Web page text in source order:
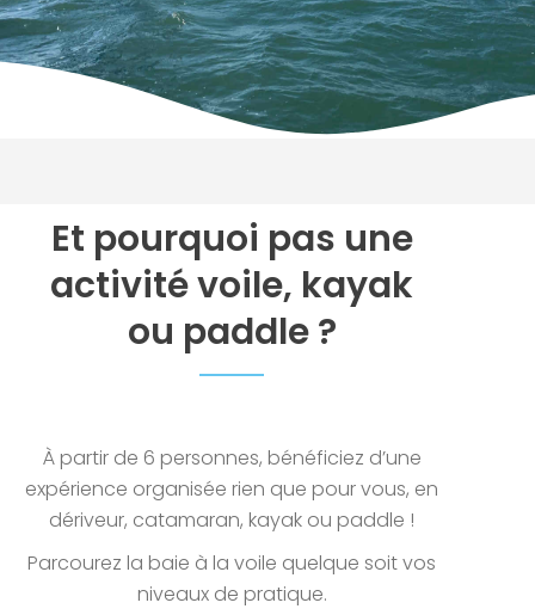
Et pourquoi pas une
activité voile, kayak
ou paddle ?
À partir de 6 personnes, bénéficiez d’une
expérience organisée rien que pour vous, en
dériveur, catamaran, kayak ou paddle !
Parcourez la baie à la voile quelque soit vos
niveaux de pratique.